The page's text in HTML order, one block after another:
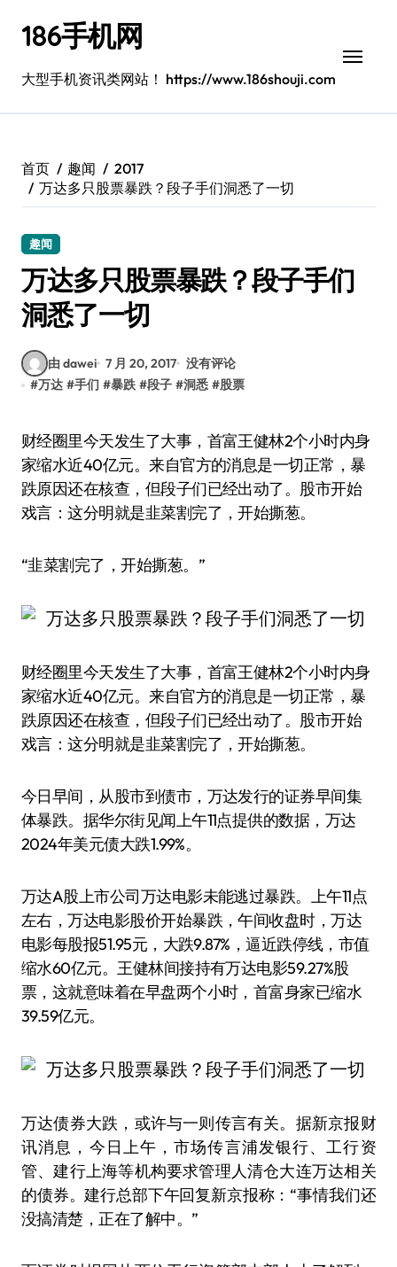
186手机网
大型手机资讯类网站！ https://www.186shouji.com
首页 趣闻
2017
万达多只股票暴跌？段子手们洞悉了一切
趣闻
万达多只股票暴跌？段子手们
洞悉了一切
由 dawei 7 月 20, 2017 没有评论
#万达 #手们 #暴跌 #段子 #洞悉 #股票
财经圈里今天发生了大事，首富王健林2个小时内身
家缩水近40亿元。来自官方的消息是一切正常，暴
跌原因还在核查，但段子们已经出动了。股市开始
戏言：这分明就是韭菜割完了，开始撕葱。
“韭菜割完了，开始撕葱。”
财经圈里今天发生了大事，首富王健林2个小时内身
家缩水近40亿元。来自官方的消息是一切正常，暴
跌原因还在核查，但段子们已经出动了。股市开始
戏言：这分明就是韭菜割完了，开始撕葱。
今日早间，从股市到债市，万达发行的证券早间集
体暴跌。据华尔街见闻上午11点提供的数据，万达
2024年美元债大跌1.99%。
万达A股上市公司万达电影未能逃过暴跌。上午11点
左右，万达电影股价开始暴跌，午间收盘时，万达
电影每股报51.95元，大跌9.87%，逼近跌停线，市值
缩水60亿元。王健林间接持有万达电影59.27%股
票，这就意味着在早盘两个小时，首富身家已缩水
39.59亿元。
万达债券大跌，或许与一则传言有关。据新京报财
讯消息，今日上午，市场传言浦发银行、工行资
管、建行上海等机构要求管理人清仓大连万达相关
的债券。建行总部下午回复新京报称：“事情我们还
没搞清楚，正在了解中。”